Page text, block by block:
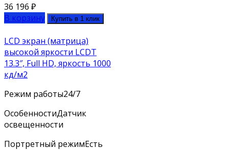
36 196 ₽
В корзину
Купить в 1 клик
LCD экран (матрица)
высокой яркости LCDT
13.3″, Full HD, яркость 1000
кд/м2
Режим работы24/7
ОсобенностиДатчик
освещенности
Портретный режимЕсть